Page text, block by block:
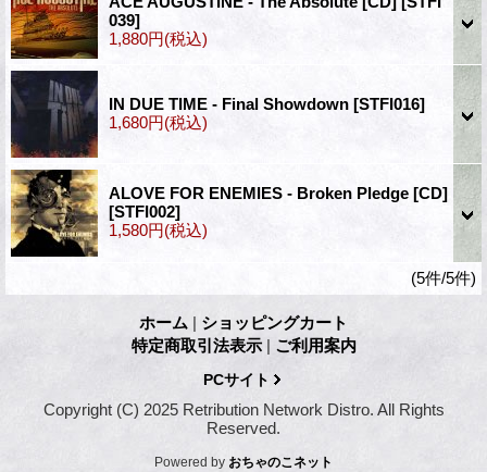
039]
1,880円(税込)
IN DUE TIME - Final Showdown [STFI016]
1,680円(税込)
ALOVE FOR ENEMIES - Broken Pledge [CD]
[STFI002]
1,580円(税込)
(5件/5件)
ホーム | ショッピングカート
特定商取引法表示 | ご利用案内
PCサイト
Copyright (C) 2025 Retribution Network Distro. All Rights
Reserved.
Powered by おちゃのこネット